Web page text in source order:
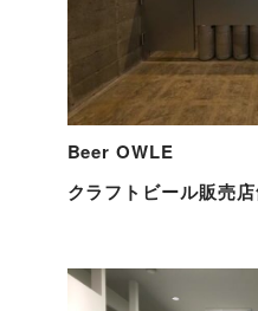
Beer OWLE
クラフトビール販売